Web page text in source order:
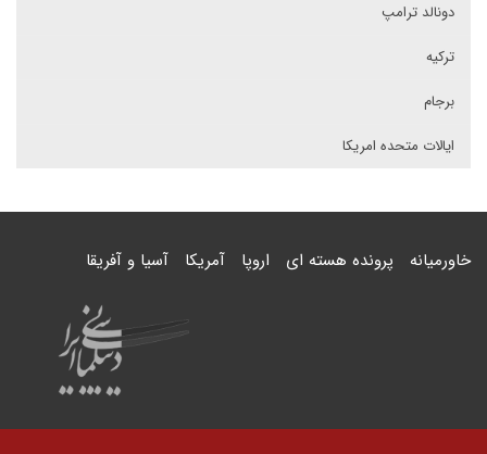
دونالد ترامپ
ترکیه
برجام
ایالات متحده امریکا
خاورمیانه پرونده هسته ای اروپا آمریکا آسیا و آفریقا